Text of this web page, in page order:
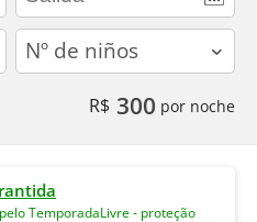
children
R$ 300 por noche
TemporadaLivre - proteção